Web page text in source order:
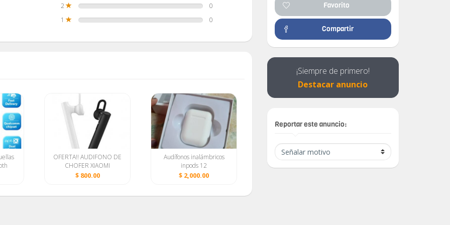
2
0
1
0
OFERTA!! AUDIFONO DE
CHOFER XIAOMI
PINGANILLO
$ 800.00
Audífonos inalámbricos
inpods 12
$ 2,000.00
☎ ☎ ☎ ☎ ☎
Haylou GT1 TWS huellas
dactilares Bluetooth
Favorito
Compartir
¡Siempre de primero!
Destacar anuncio
Reportar este anuncio: